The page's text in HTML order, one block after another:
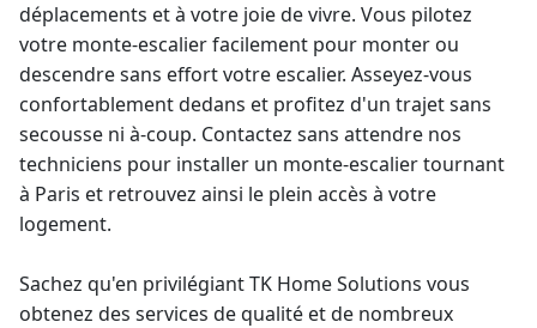
déplacements et à votre joie de vivre. Vous pilotez
votre monte-escalierfacilement pour monter ou
descendre sans effort votre escalier. Asseyez-vous
confortablement dedans et profitez d'un trajet sans
secousse ni à-coup. Contactez sans attendre nos
techniciens pour installer un monte-escalier tournant
à Paris et retrouvez ainsi le plein accès à votre
logement.
Sachez qu'en privilégiant TK Home Solutions vous
obtenez des services de qualité et de nombreux